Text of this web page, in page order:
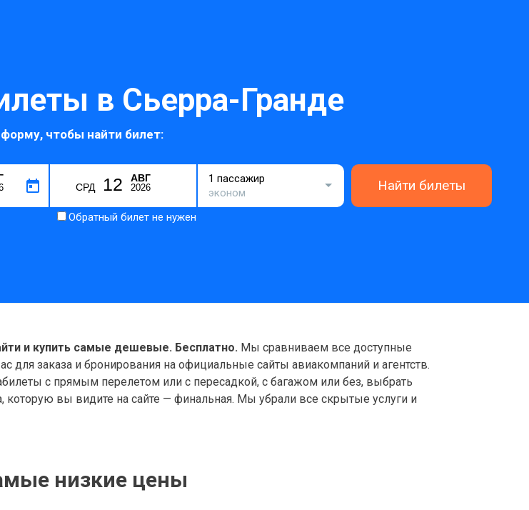
в Сьерра-Гранде
чтобы найти билет:
СРД 12 АВГ
2026
1 пассажир
эконом
Найти билеты
Обратный билет не нужен
и купить самые дешевые. Бесплатно. Мы сравниваем все доступные
для заказа и бронирования на официальные сайты авиакомпаний и агентств.
с прямым перелетом или с пересадкой, с багажом или без, выбрать
вы видите на сайте — финальная. Мы убрали все скрытые услуги и
низкие цены